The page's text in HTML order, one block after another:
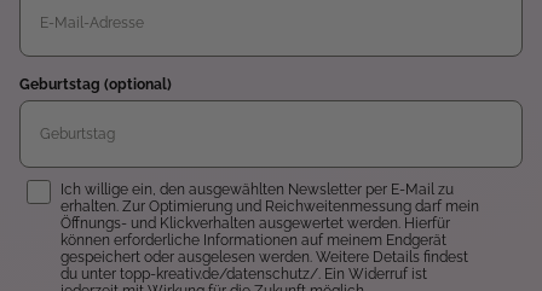
Geburtstag (optional)
Einwilligung
Ich willige ein, den ausgewählten Newsletter per E-Mail zu
erhalten. Zur Optimierung und Reichweitenmessung darf mein
Öffnungs- und Klickverhalten ausgewertet werden. Hierfür
können erforderliche Informationen auf meinem Endgerät
gespeichert oder ausgelesen werden. Weitere Details findest
du unter topp-kreativ.de/datenschutz/. Ein Widerruf ist